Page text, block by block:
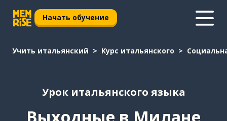
Начать обучение
Учить итальянский Курс итальянского
Урок итальянского языка
Выходные в Милане